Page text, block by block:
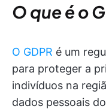
O que é o
O GDPR é um
para proteger a
indivíduos na
dados pessoais